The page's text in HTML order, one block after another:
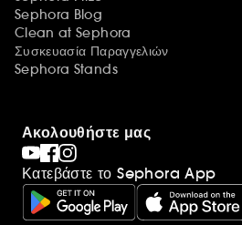
Sephora Blog
Clean at Sephora
Συσκευασία Παραγγελιών
Sephora Stands
Ακολουθήστε μας
Κατεβάστε το Sephora App